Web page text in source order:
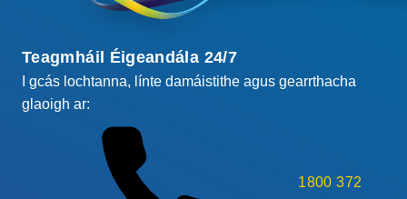
Teagmháil Éigeandála 24/7
I gcás lochtanna, línte damáistithe agus gearrthacha
glaoigh ar:
1800 372